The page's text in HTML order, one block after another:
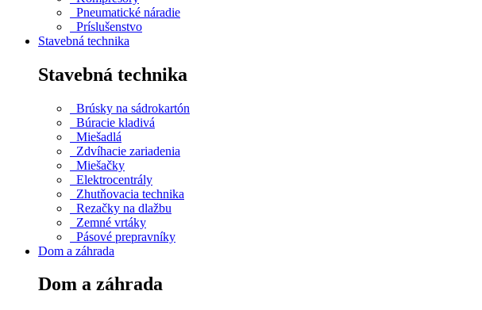
Pneumatické náradie
Príslušenstvo
Stavebná technika
Stavebná technika
Brúsky na sádrokartón
Búracie kladivá
Miešadlá
Zdvíhacie zariadenia
Miešačky
Elektrocentrály
Zhutňovacia technika
Rezačky na dlažbu
Zemné vrtáky
Pásové prepravníky
Dom a záhrada
Dom a záhrada